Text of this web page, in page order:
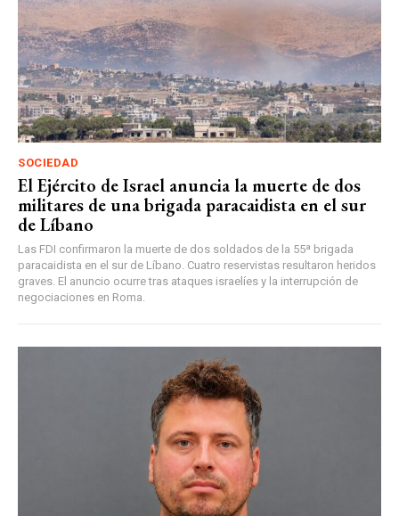
SOCIEDAD
El Ejército de Israel anuncia la muerte de dos
militares de una brigada paracaidista en el sur
de Líbano
Las FDI confirmaron la muerte de dos soldados de la 55ª brigada
paracaidista en el sur de Líbano. Cuatro reservistas resultaron heridos
graves. El anuncio ocurre tras ataques israelíes y la interrupción de
negociaciones en Roma.